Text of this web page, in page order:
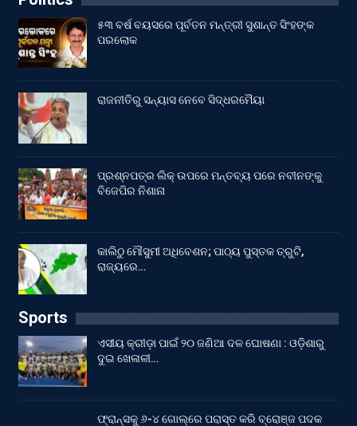
୫୩ ବର୍ଷ ବୟସରେ ପୂର୍ବତନ ମନ୍ତ୍ରୀ ସୁଶାନ୍ତ ସିଂହଙ୍କ
ପରଲୋକ
ରାଜନୀତିରୁ ସନ୍ୟାସ ନେବେ ସିଦ୍ଧରମୈୟା
ପ୍ରଶ୍ନପତ୍ର ଲିକ୍ ଉପରେ ମନ୍ତବ୍ୟ ପରେ ନବୀନଙ୍କୁ
ବିଜେପିର ନିଶାନା
କାଲିଠୁ ମୌସୁମୀ ଅଧିବେଶନ; ପାଠ୍ୟ ପୁସ୍ତକ ତ୍ରୁଟି,
ରାଜ୍ୟରେ…
Sports
ଏସୀୟ କ୍ରୀଡ଼ା ପାଇଁ ୨୦ ଜଣିଆ ଦଳ ଘୋଷଣା : ଓଡ଼ିଶାରୁ
ଦୁଇ ଖେଳାଳୀ…
ଫ୍ରାନ୍ସକୁ ୬-୪ ଗୋଲ୍‌ରେ ପରାସ୍ତ କରି ବ୍ରୋଞ୍ଜ ପଦକ